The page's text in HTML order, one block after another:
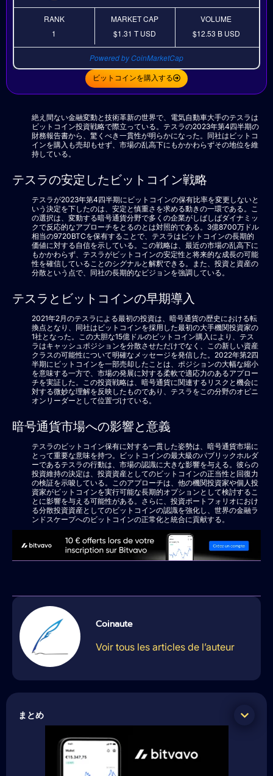
RANK
1
MARKET CAP
$1.31 TUSD
VOLUME
$12.53 B USD
Powered by CoinMarketCap
ビットコインを購入する
絶え間ない金融変動と技術革新の世界で、電気自動車大手のテスラは
ビットコイン投資戦略で際立っている。テスラの2023年第4四半期の
財務報告書から、驚くべき一貫性が明らかになった。同社はビットコ
インを購入も売却もせず、市場の乱高下にもかかわらずその地位を維
持している。
テスラの安定したビットコイン戦略
テスラが2023年第4四半期にビットコインの保有比率を変更しないと
いう決定を下したのは、安定と慎重さを求める動きの一環である。こ
の選択は、変動する暗号通貨分野で多くの企業がしばしばダイナミッ
クで反応的なアプローチをとるのとは対照的である。3億8700万ドル
相当の9720BTCを保有することで、テスラはビットコインの長期的
価値に対する自信を示している。この戦略は、最近の市場の乱高下に
もかかわらず、テスラがビットコインの安定性と将来的な成長の可能
性を確信していることのシグナルと解釈できる。また、投資と資産の
分散という点で、同社の長期的なビジョンを強調している。
テスラとビットコインの早期導入
2021年2月のテスラによる最初の投資は、暗号通貨の歴史における転
換点となり、同社はビットコインを採用した最初の大手機関投資家の
1社となった。この大胆な15億ドルのビットコイン購入により、テス
ラはキャッシュポジションを分散させただけでなく、この新しい資産
クラスの可能性について明確なメッセージを発信した。2022年第2四
半期にビットコインを一部売却したことは、ポジションの大幅な縮小
を意味する一方で、市場の発展に対する柔軟で適応力のあるアプロー
チを実証した。この投資戦略は、暗号通貨に関連するリスクと機会に
対する微妙な理解を反映したものであり、テスラをこの分野のオピニ
オンリーダーとして位置づけている。
暗号通貨市場への影響と意義
テスラのビットコイン保有に対する一貫した姿勢は、暗号通貨市場に
とって重要な意味を持つ。ビットコインの最大級のパブリックホルダ
ーであるテスラの行動は、市場の認識に大きな影響を与える。彼らの
投資維持の決定は、投資資産としてのビットコインの正当性と回復力
の検証を示唆している。このアプローチは、他の機関投資家や個人投
資家がビットコインを実行可能な長期的オプションとして検討するこ
とに影響を与える可能性がある。さらに、投資ポートフォリオにおけ
る分散投資資産としてのビットコインの認識を強化し、世界の金融ラ
ンドスケープへのビットコインの正常化と統合に貢献する。
Coinaute
Voir tous les articles de l’auteur
まとめ